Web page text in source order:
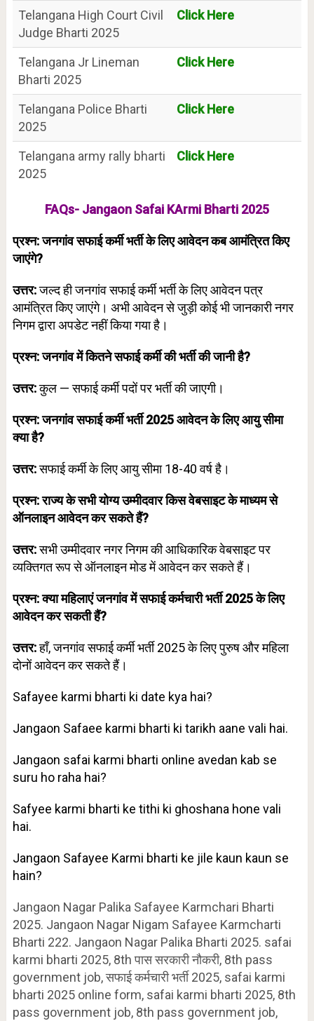
Telangana High Court Civil
Judge Bharti 2025
Click Here
Telangana Jr Lineman
Bharti 2025
Click Here
Telangana Police Bharti
2025
Click Here
Telangana army rally bharti
2025
Click Here
FAQs- Jangaon Safai KArmi Bharti 2025
प्रश्न: जनगांव सफाई कर्मी भर्ती के लिए आवेदन कब आमंत्रित किए
जाएंगे?
उत्तर:जल्द ही जनगांव सफाई कर्मी भर्ती के लिए आवेदन पत्र
आमंत्रित किए जाएंगे। अभी आवेदन से जुड़ी कोई भी जानकारी नगर
निगम द्वारा अपडेट नहीं किया गया है।
प्रश्न: जनगांव में कितने सफाई कर्मी की भर्ती की जानी है?
उत्तर:कुल — सफाई कर्मी पदों पर भर्ती की जाएगी।
प्रश्न: जनगांव सफाई कर्मी भर्ती 2025 आवेदन के लिए आयु सीमा
क्या है?
उत्तर:सफाई कर्मी के लिए आयु सीमा 18-40 वर्ष है।
प्रश्न: राज्य के सभी योग्य उम्मीदवार किस वेबसाइट के माध्यम से
ऑनलाइन आवेदन कर सकते हैं?
उत्तर:सभी उम्मीदवार नगर निगम की आधिकारिक वेबसाइट पर
व्यक्तिगत रूप से ऑनलाइन मोड में आवेदन कर सकते हैं।
प्रश्न: क्या महिलाएं जनगांव में सफाई कर्मचारी भर्ती 2025 के लिए
आवेदन कर सकती हैं?
उत्तर:हाँ, जनगांव सफाई कर्मी भर्ती 2025 के लिए पुरुष और महिला
दोनों आवेदन कर सकते हैं।
Safayee karmi bharti ki date kya hai?
Jangaon Safaee karmi bharti ki tarikh aane vali hai.
Jangaon safai karmi bharti online avedan kab se
suru ho raha hai?
Safyee karmi bharti ke tithi ki ghoshana hone vali
hai.
Jangaon Safayee Karmi bharti ke jile kaun kaun se
hain?
Jangaon Nagar Palika Safayee Karmchari Bharti
2025. Jangaon Nagar Nigam Safayee Karmcharti
Bharti 222. Jangaon Nagar Palika Bharti 2025. safai
karmi bharti 2025, 8th पास सरकारी नौकरी, 8th pass
government job, सफाई कर्मचारी भर्ती 2025, safai karmi
bharti 2025 online form, safai karmi bharti 2025, 8th
pass government job, 8th pass government job,